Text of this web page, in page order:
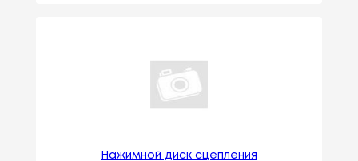
Нажимной диск сцепления